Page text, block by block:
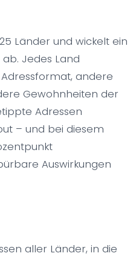
Länder und wickelt ein
Jedes Land
andere
Gewohnheiten der
Adressen
– und bei diesem
Auswirkungen
aller Länder, in die